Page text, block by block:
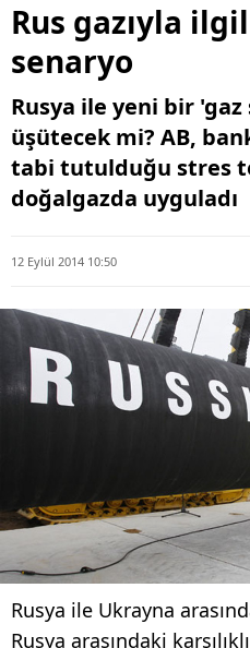
Rus gazıyla
senaryo
Rusya ile yeni bir 'gaz
üşütecek mi? AB,
tabi tutulduğu stres
doğalgazda uyguladı
12 Eylül 2014 10:50
Rusya ile Ukrayna
Rusya arasındaki